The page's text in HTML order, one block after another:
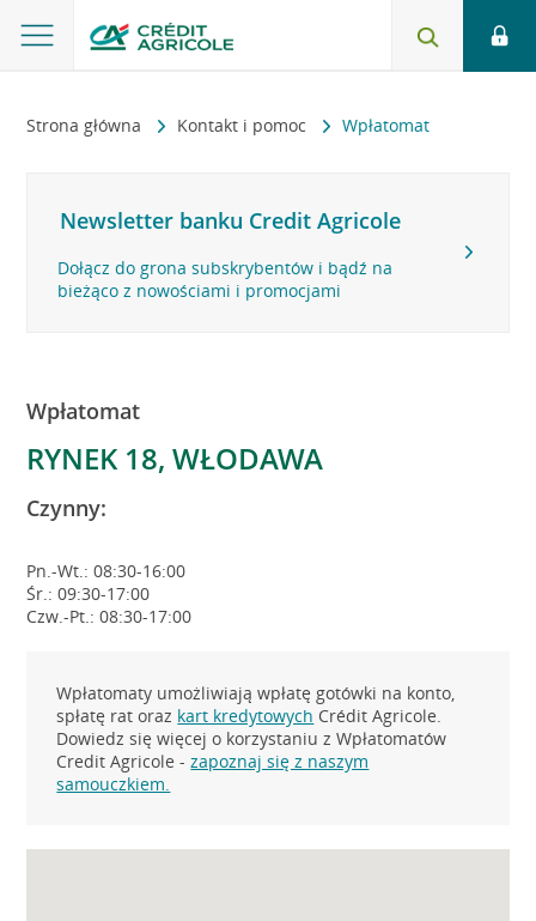
Strona główna Kontakt i pomoc Wpłatomat
Newsletter banku Credit Agricole
Dołącz do grona subskrybentów i bądź na
bieżąco z nowościami i promocjami
Wpłatomat
RYNEK 18, WŁODAWA
Czynny:
Pn.-Wt.: 08:30-16:00
Śr.: 09:30-17:00
Czw.-Pt.: 08:30-17:00
Wpłatomaty umożliwiają wpłatę gotówki na konto,
spłatę rat oraz kart kredytowych Crédit Agricole.
Dowiedz się więcej o korzystaniu z Wpłatomatów
Credit Agricole -zapoznaj się z naszym
samouczkiem.